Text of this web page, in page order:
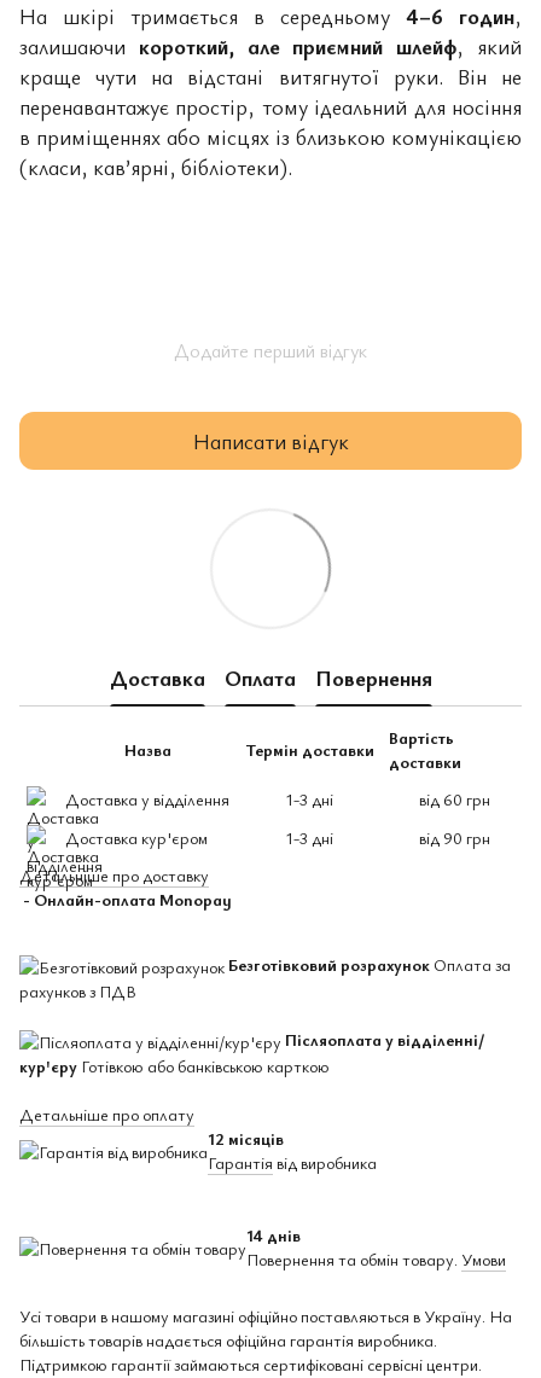
На шкірі тримається в середньому 4–6 годин,
залишаючи короткий, але приємний шлейф, який
краще чути на відстані витягнутої руки. Він не
перенавантажує простір, тому ідеальний для носіння
в приміщеннях або місцях із близькою комунікацією
(класи, кав’ярні, бібліотеки).
Додайте перший відгук
Написати відгук
Доставка Оплата Повернення
Назва Термін доставки
Вартість
доставки
Доставка у відділення
1-3 дні
від 60 грн
Доставка кур'єром
1-3 дні
від 90 грн
Детальніше про доставку
- Онлайн-оплата Monopay
Безготівковий розрахунок Оплата за
рахунков з ПДВ
Післяоплата у відділенні/
кур'єру Готівкою або банківською карткою
Детальніше про оплату
12 місяців
Гарантія від виробника
14 днів
Повернення та обмін товару. Умови
Усі товари в нашому магазині офіційно поставляються в Україну. На
більшість товарів надається офіційна гарантія виробника.
Підтримкою гарантії займаються сертифіковані сервісні центри.